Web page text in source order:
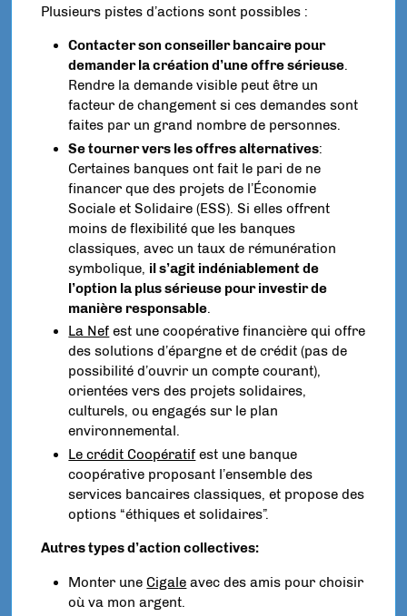
Plusieurs pistes d’actions sont possibles :
Contacter son conseiller bancaire pour
demander la création d’une offre sérieuse.
Rendre la demande visible peut être un
facteur de changement si ces demandes sont
faites par un grand nombre de personnes.
Se tourner vers les offres alternatives:
Certaines banques ont fait le pari de ne
financer que des projets de l’Économie
Sociale et Solidaire (ESS). Si elles offrent
moins de flexibilité que les banques
classiques, avec un taux de rémunération
symbolique, il s’agit indéniablement de
l’option la plus sérieuse pour investir de
manière responsable.
La Nef est une coopérative financière qui offre
des solutions d’épargne et de crédit (pas de
possibilité d’ouvrir un compte courant),
orientées vers des projets solidaires,
culturels, ou engagés sur le plan
environnemental.
Le crédit Coopératif est une banque
coopérative proposant l’ensemble des
services bancaires classiques, et propose des
options “éthiques et solidaires”.
Autres types d’action collectives:
Monter une Cigale avec des amis pour choisir
où va mon argent.